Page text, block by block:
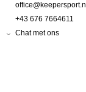
office@keepersport.nl
+43 676 7664611
Chat met ons